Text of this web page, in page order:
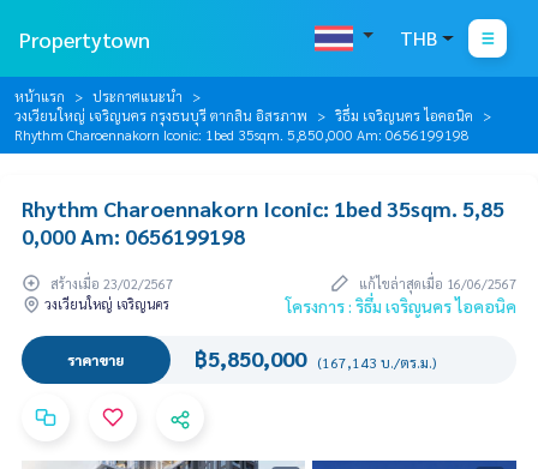
Propertytown THB
หน้าแรก
ประกาศแนะนำ
วงเวียนใหญ่ เจริญนคร กรุงธนบุรี ตากสิน อิสรภาพ
ริธึ่ม เจริญนคร ไอคอนิค
Rhythm Charoennakorn Iconic: 1bed 35sqm. 5,850,000 Am: 0656199198
Rhythm Charoennakorn Iconic: 1bed 35sqm. 5,85
0,000 Am: 0656199198
สร้างเมื่อ 23/02/2567
แก้ไขล่าสุดเมื่อ 16/06/2567
วงเวียนใหญ่ เจริญนคร
โครงการ : ริธึ่ม เจริญนคร ไอคอนิค
ราคาขาย ฿5,850,000 (167,143 บ./ตร.ม.)